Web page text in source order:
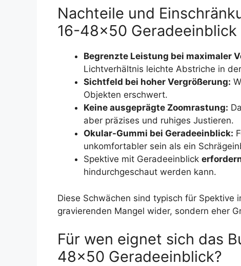
Nachteile und
16-48×50 Geradeeinblick
Begrenzte Leistung bei maximaler
Lichtverhältnis leichte Abstriche in
Sichtfeld bei hoher Vergrößerung:
Objekten erschwert.
Keine ausgeprägte Zoomrastung:
aber präzises und ruhiges Justieren.
Okular-Gummi bei Geradeeinblick:
unkomfortabler sein als ein
Spektive mit Geradeeinblick
hindurchgeschaut werden kann.
Diese Schwächen sind typisch für Spektive
gravierenden Mangel wider, sondern eher
Für wen eignet sich das
48×50 Geradeeinblick?